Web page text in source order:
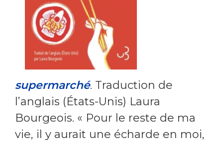
supermarché. Traduction de
l’anglais (États-Unis) Laura
Bourgeois. « Pour le reste de ma
vie, il y aurait une écharde en moi,